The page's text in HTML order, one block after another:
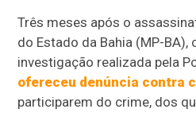
Três meses após o
do Estado da Bahia (MP-BA),
investigação realizada pela
ofereceu denúncia contra
participarem do crime, dos